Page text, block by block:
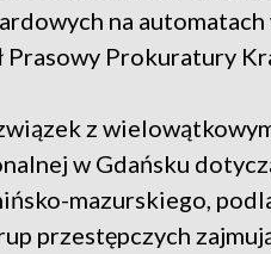
na
Prasowy Prokuratury
z
w Gdańsku
mazurskiego,
przestępczych